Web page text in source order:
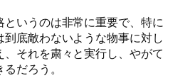
というのは非常に重要で、特に
底敵わないような物事に対し
それを粛々と実行し、やがて
だろう。